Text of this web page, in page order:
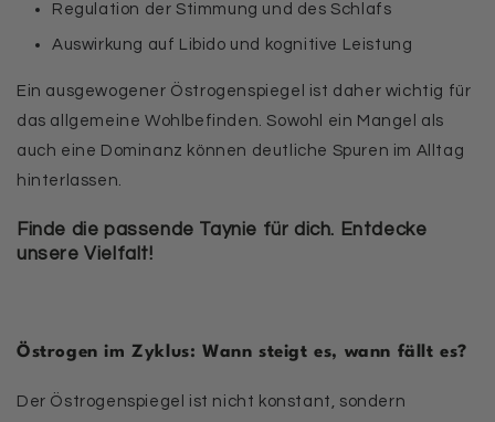
Regulation der Stimmung und des Schlafs
Auswirkung auf Libido und kognitive Leistung
Ein ausgewogener Östrogenspiegel ist daher wichtig für
das allgemeine Wohlbefinden. Sowohl ein Mangel als
auch eine Dominanz können deutliche Spuren im Alltag
hinterlassen.
Finde die passende Taynie für dich. Entdecke
unsere Vielfalt!
Östrogen im Zyklus: Wann steigt es, wann fällt es?
Der Östrogenspiegel ist nicht konstant, sondern